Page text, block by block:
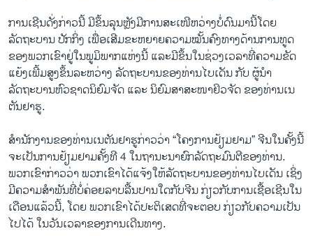
ການເຊີນດັ່ງກ່າວນີ້ ມີຂຶ້ນລຸນຫຼັງມີການສະ​ເໜີຫວ່າງບໍ່ດົນມານີ້ໂດຍ
ລັດຖະບານ ປັກກິ່ງ ເພື່ອເສີມຂະຫຍາຍຄວາມໝັ້ນຄົງທາງດ້ານການທູດ
ຂອງພວກເຂົາຢູ່ໃນພູມິພາກແຫ່ງນີ້ ແລະມີຂຶ້ນໃນຊ່ວງເວລາທີ່ຄວາມຂັດ
ແຍ້ງເພີ້ມສູງຂຶ້ນລະຫວ່າງ ລັດຖະບານຂອງທ່ານໄບເດັນ ກັບ ຜູ້ນໍາ
ລັດຖະບານຫົວ​ຊາດ​ນິ​ຍົມ​ຈັດ ແລະ ນິ​ຍົມ​ສາ​ສະ​ໜາ​ຢິວຈັດ ຂອງທ່ານເນ
ຕັນຢາຮູ.
ສໍານັກງານຂອງທ່ານເນຕັນຢາຮູກ່າວວ່າ “ໂຄງການຢ້ຽມຢາມ” ຈີນໃນຄັ້ງນີ້
ຈະເປັນການຢ້ຽມຢາມຄັ້ງທີ 4 ໃນຖານະນາຍົກລັດຖະມົນຕີຂອງທ່ານ.
ພວກເຂົາກ່າວວ່າ ພວກເຂົາໄດ້ແຈ້ງໃຫ້ລັດຖະບານຂອງທ່ານໄບເດັນ ເຊິ່ງ
ມີຄວາມສໍາພັນທີ່ບໍ່ຄ່ອຍ​ລາບ​ລື້ນ​ປານ​ໃດກັບຈີນ ກ່ຽວກັບການ​ເຊື້ອເຊີນໃນ
ເດືອນແລ້ວນີ້, ໂດຍ ພວກເຂົາໄດ້ປະຕິເສດທີ່ຈະຕອບ ກ່ຽວກັບຄວາມເປັນ
ໄປໄດ້ ໃນວັນເວ​ລາຂອງການເດີນທາງ.